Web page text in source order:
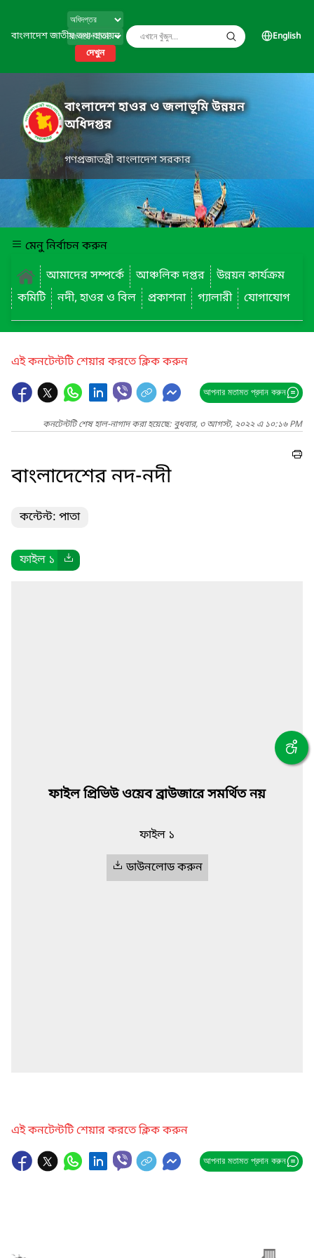
বাংলাদেশ জাতীয় তথ্য বাতায়ন
দেখুন
English
বাংলাদেশ হাওর ও জলাভূমি উন্নয়ন
অধিদপ্তর
গণপ্রজাতন্ত্রী বাংলাদেশ সরকার
মেনু নির্বাচন করুন
আমাদের সম্পর্কে
আঞ্চলিক দপ্তর
উন্নয়ন কার্যক্রম
কমিটি
নদী, হাওর ও বিল প্রকাশনা গ্যালারী যোগাযোগ
এই কনটেন্টটি শেয়ার করতে ক্লিক করুন
আপনার মতামত প্রদান করুন
কনটেন্টটি শেষ হাল-নাগাদ করা হয়েছে: বুধবার, ৩ আগস্ট, ২০২২ এ ১০:১৬ PM
বাংলাদেশের নদ-নদী
কন্টেন্ট: পাতা
ফাইল ১
ফাইল প্রিভিউ ওয়েব ব্রাউজারে সমর্থিত নয়
ফাইল ১
ডাউনলোড করুন
এই কনটেন্টটি শেয়ার করতে ক্লিক করুন
আপনার মতামত প্রদান করুন